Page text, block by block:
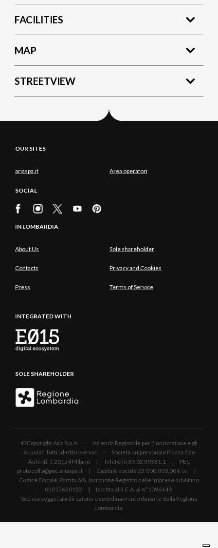
FACILITIES
MAP
STREETVIEW
OUR SITES
ariaspa.it Area operatori
SOCIAL
IN LOMBARDIA
About Us Sole shareholder
Contacts Privacy and Cookies
Press Terms of Service
INTEGRATED WITH
SOLE SHAREHOLDER
© Copyright Aria S.p.A. - Azienda Regionale per l'Innovazione e gli
Acquisti Tutti i diritti riservati - Società unipersonale Piazza Gae
Aulenti, 1 20154 Milano | Telefono 39.02 39331.1 | PEC
protocollo@pec.ariaspa.it | Capitale sociale 25.000.000,00 € i.v. |
Codice Fiscale, Partita IVA, Iscrizione Registro delle Imprese di Milano
05017630152 | Iscritta al R.E.A. al n°1096149.
Società soggetta a direzione e coordinamento da parte della Regione
Lombardia.